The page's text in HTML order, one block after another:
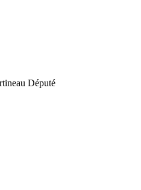
Député